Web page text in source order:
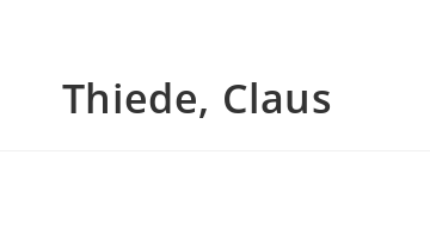
Thiede, Claus